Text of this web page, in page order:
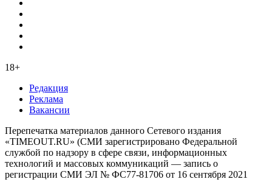
18+
Редакция
Реклама
Вакансии
Перепечатка материалов данного Сетевого издания
«TIMEOUT.RU» (СМИ зарегистрировано Федеральной
службой по надзору в сфере связи, информационных
технологий и массовых коммуникаций — запись о
регистрации СМИ ЭЛ № ФС77-81706 от 16 сентября 2021